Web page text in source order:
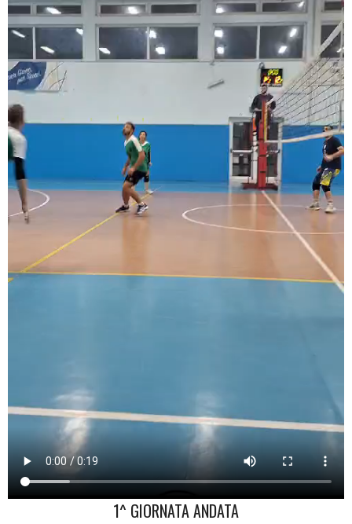
1^ GIORNATA ANDATA